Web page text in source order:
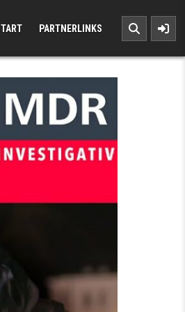
PARTNERLINKS